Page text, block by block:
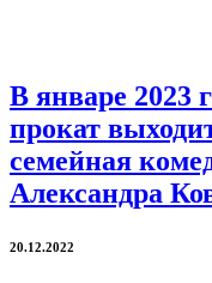
В январе 2023
прокат
семейная
Александра
20.12.2022